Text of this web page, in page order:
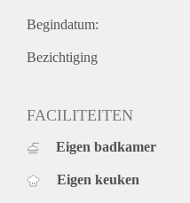
Begindatum:
Bezichtiging
FACILITEITEN
Eigen badkamer
Eigen keuken